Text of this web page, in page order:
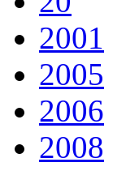
2001
2005
2006
2008